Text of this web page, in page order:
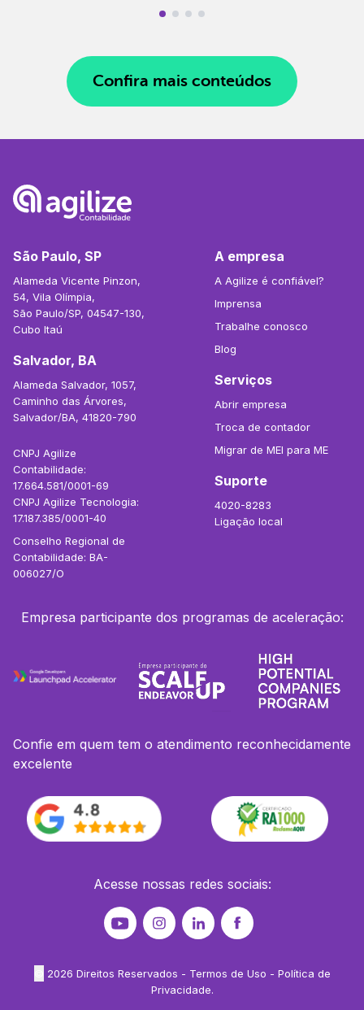
Confira mais conteúdos
São Paulo, SP
Alameda Vicente Pinzon,
54, Vila Olímpia,
São Paulo/SP, 04547-130,
Cubo Itaú
Salvador, BA
Alameda Salvador, 1057,
Caminho das Árvores,
Salvador/BA, 41820-790
CNPJ Agilize
Contabilidade:
17.664.581/0001-69
CNPJ Agilize Tecnologia:
17.187.385/0001-40
Conselho Regional de
Contabilidade: BA-
006027/O
A empresa
A Agilize é confiável?
Imprensa
Trabalhe conosco
Blog
Serviços
Abrir empresa
Troca de contador
Migrar de MEI para ME
Suporte
4020-8283
Ligação local
Empresa participante dos programas de aceleração:
Confie em quem tem o atendimento reconhecidamente
excelente
Acesse nossas redes sociais:
2026 Direitos Reservados - Termos de Uso - Política de
Privacidade.